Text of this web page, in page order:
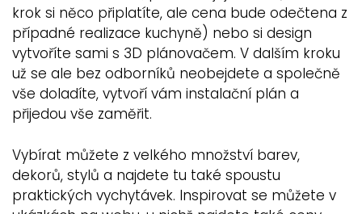
krok si něco připlatíte, ale cena bude odečtena z
případné realizace kuchyně) nebo si design
vytvoříte sami s 3D plánovačem. V dalším kroku
už se ale bez odborníků neobejdete a společně
vše doladíte, vytvoří vám instalační plán a
přijedou vše zaměřit.
Vybírat můžete z velkého množství barev,
dekorů, stylů a najdete tu také spoustu
praktických vychytávek. Inspirovat se můžete v